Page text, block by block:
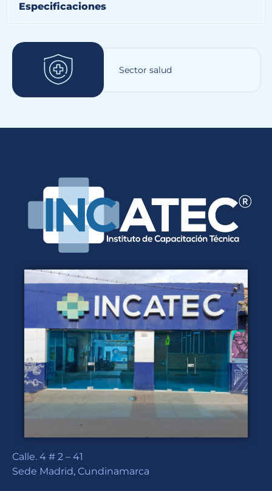
Especificaciones
Sector salud
Calle. 4 # 2 – 41
Sede Madrid, Cundinamarca